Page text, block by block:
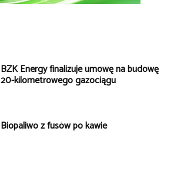
BZK Energy finalizuje umowę na budowę
20-kilometrowego gazociągu
Biopaliwo z fusów po kawie